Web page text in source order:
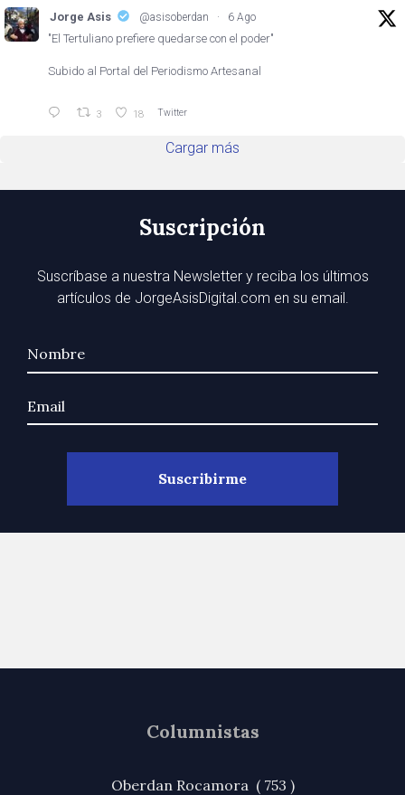
Jorge Asis @asisoberdan · 6 Ago
"El Tertuliano prefiere quedarse con el poder"
Subido al Portal del Periodismo Artesanal
3 18 Twitter
Cargar más
Suscripción
Suscríbase a nuestra Newsletter y reciba los últimos
artículos de JorgeAsisDigital.com en su email.
Columnistas
Oberdan Rocamora ( 753 )